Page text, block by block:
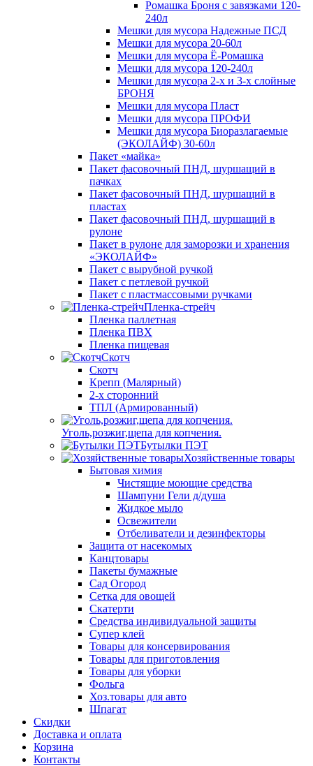
Ромашка Броня с завязками 120-
240л
Мешки для мусора Надежные ПСД
Мешки для мусора 20-60л
Мешки для мусора Ё-Ромашка
Мешки для мусора 120-240л
Мешки для мусора 2-х и 3-х слойные
БРОНЯ
Мешки для мусора Пласт
Мешки для мусора ПРОФИ
Мешки для мусора Биоразлагаемые
(ЭКОЛАЙФ) 30-60л
Пакет «майка»
Пакет фасовочный ПНД, шуршащий в
пачках
Пакет фасовочный ПНД, шуршащий в
пластах
Пакет фасовочный ПНД, шуршащий в
рулоне
Пакет в рулоне для заморозки и хранения
«ЭКОЛАЙФ»
Пакет с вырубной ручкой
Пакет с петлевой ручкой
Пакет с пластмассовыми ручками
Пленка-стрейч
Пленка паллетная
Пленка ПВХ
Пленка пищевая
Скотч
Скотч
Крепп (Малярный)
2-х сторонний
ТПЛ (Армированный)
Уголь,розжиг,щепа для копчения.
Бутылки ПЭТ
Хозяйственные товары
Бытовая химия
Чистящие моющие средства
Шампуни Гели д/душа
Жидкое мыло
Освежители
Отбеливатели и дезинфекторы
Защита от насекомых
Канцтовары
Пакеты бумажные
Сад Огород
Сетка для овощей
Скатерти
Средства индивидуальной защиты
Супер клей
Товары для консервирования
Товары для приготовления
Товары для уборки
Фольга
Хоз.товары для авто
Шпагат
Скидки
Доставка и оплата
Корзина
Контакты